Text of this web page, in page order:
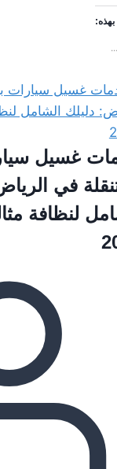
والبقع
غسيل
في